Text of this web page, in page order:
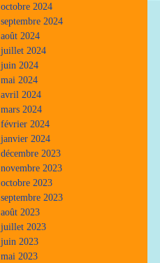
octobre 2024
septembre 2024
août 2024
juillet 2024
juin 2024
mai 2024
avril 2024
mars 2024
février 2024
janvier 2024
décembre 2023
novembre 2023
octobre 2023
septembre 2023
août 2023
juillet 2023
juin 2023
mai 2023